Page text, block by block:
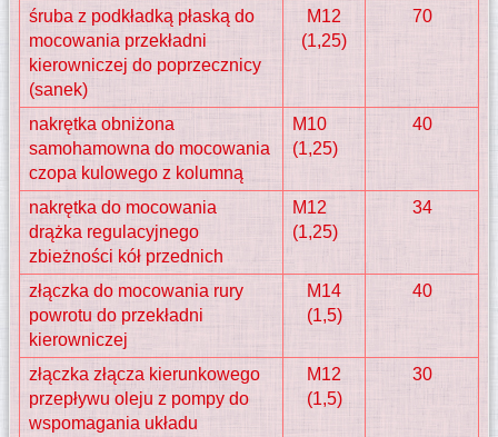
śruba z podkładką płaską do
mocowania przekładni
kierowniczej do poprzecznicy
(sanek)
M12
(1,25)
70
nakrętka obniżona
samohamowna do mocowania
czopa kulowego z kolumną
M10
(1,25)
40
nakrętka do mocowania
drążka regulacyjnego
zbieżności kół przednich
M12
(1,25)
34
złączka do mocowania rury
powrotu do przekładni
kierowniczej
M14
(1,5)
40
złączka złącza kierunkowego
przepływu oleju z pompy do
wspomagania układu
M12
(1,5)
30